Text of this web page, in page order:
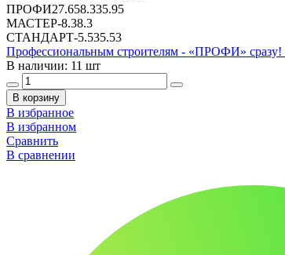
ПРОФИ27.658.335.95
МАСТЕР-8.38.3
СТАНДАРТ-5.535.53
Профессиональным строителям - «ПРОФИ» сразу!
В наличии: 11 шт
В корзину
В избранное
В избранном
Сравнить
В сравнении